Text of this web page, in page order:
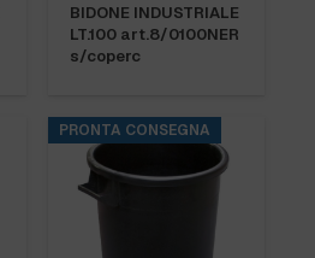
BIDONE INDUSTRIALE
LT.100 art.8/0100NER
s/coperc
PRONTA CONSEGNA